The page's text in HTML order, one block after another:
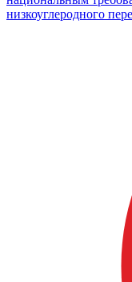
низкоуглеродного